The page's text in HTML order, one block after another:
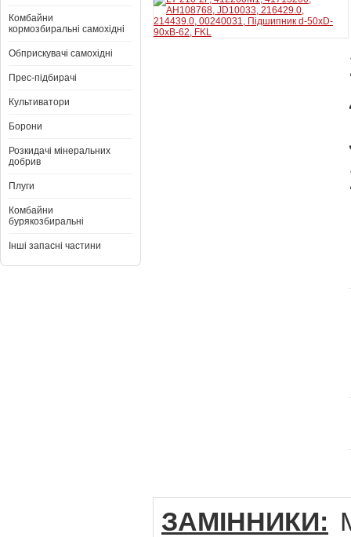
Комбайни
кормозбиральні самохідні
Обприскувачі самохідні
Прес-підбирачі
Культиватори
Борони
Розкидачі мінеральних
добрив
Плуги
Комбайни
бурякозбиральні
Інші запасні частини
ЗАМІННИКИ: